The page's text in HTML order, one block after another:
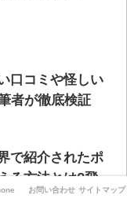
口コミや怪しい
者が徹底検証
で紹介されたポ
る方法とは?飛
イ活を紹介
お問い合わせ サイトマップ